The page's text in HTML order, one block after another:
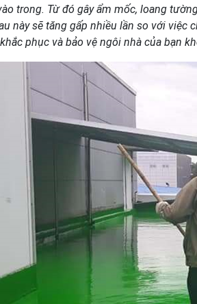
trong. Từ đó gây ẩm mốc, loang
này sẽ tăng gấp nhiều lần so với việc
phục và bảo vệ ngôi nhà của bạn